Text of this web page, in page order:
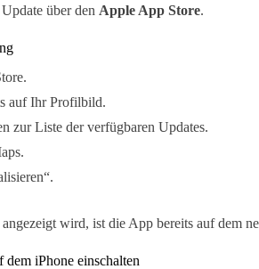
über den Apple App Store.
auf Ihr Profilbild.
zur Liste der verfügbaren Updates.
wird, ist die App bereits auf dem
dem iPhone einschalten